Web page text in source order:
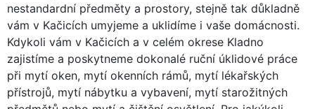
nestandardní předměty a prostory, stejně tak důkladně
vám v Kačicích umyjeme a uklidíme i vaše domácnosti.
Kdykoli vám v Kačicích a v celém okrese Kladno
zajistíme a poskytneme dokonalé ruční úklidové práce
při mytí oken, mytí okenních rámů, mytí lékařských
přístrojů, mytí nábytku a vybavení, mytí starožitných